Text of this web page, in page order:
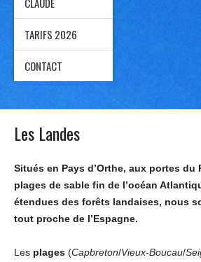
TARIFS 2026
CONTACT
Les Landes
Situés en Pays d’Orthe, aux portes du
plages de sable fin de l’océan
étendues des forêts landaises, nous
tout proche de l’Espagne.
Les plages (Capbreton/Vieux-Boucau/